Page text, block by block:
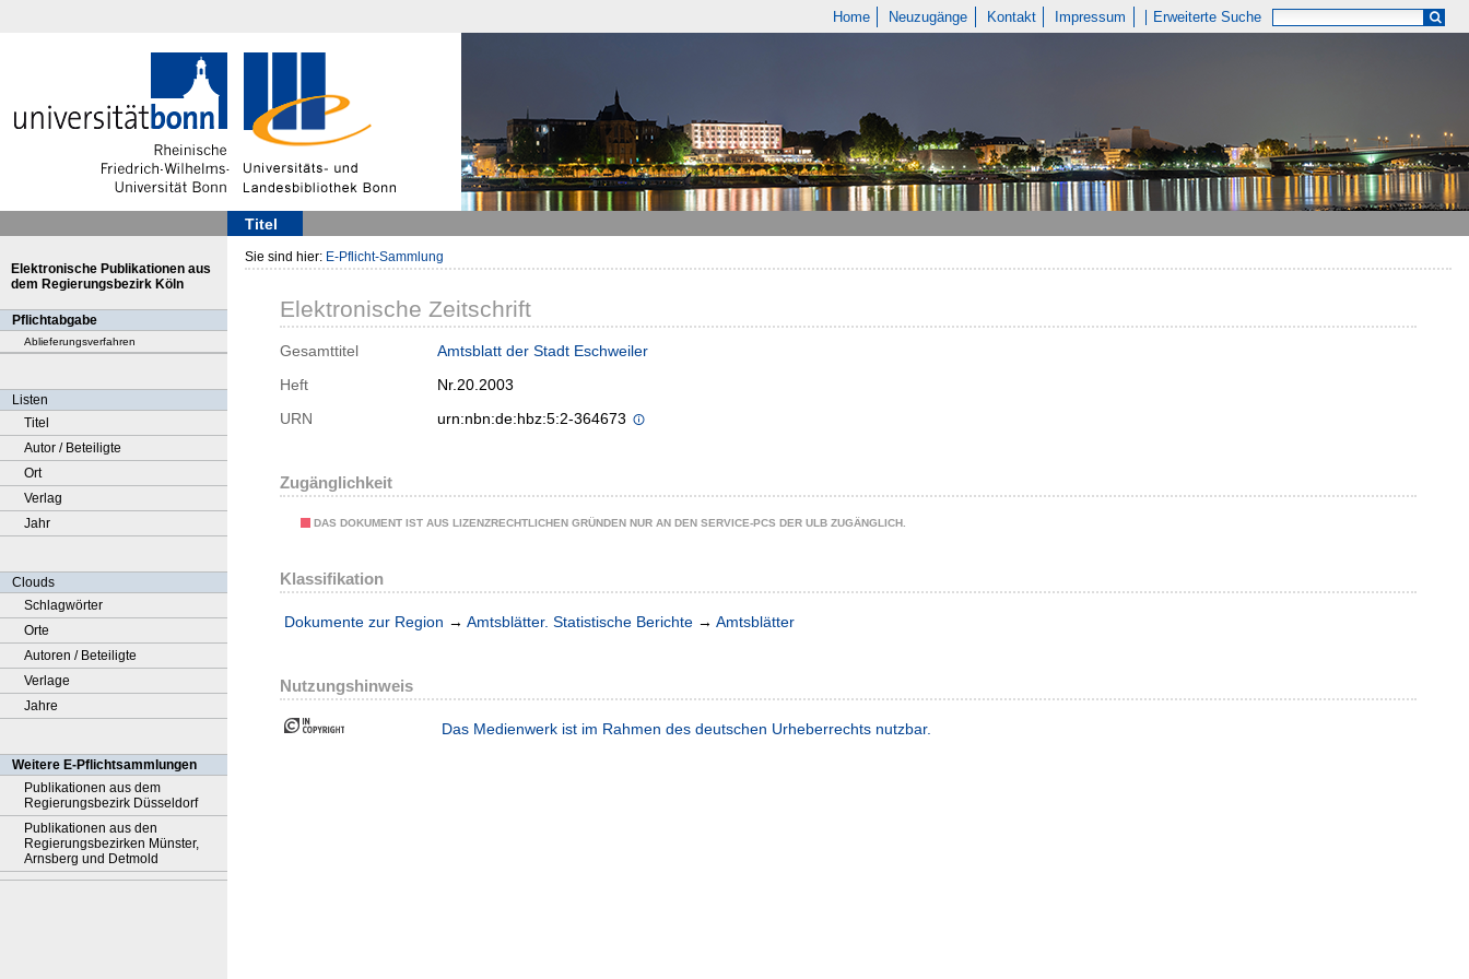
Home Neuzugänge Kontakt Impressum Erweiterte Suche
Titel
Elektronische Publikationen aus
dem Regierungsbezirk Köln
Pflichtabgabe
Ablieferungsverfahren
Listen
Titel
Autor / Beteiligte
Ort
Verlag
Jahr
Clouds
Schlagwörter
Orte
Autoren / Beteiligte
Verlage
Jahre
Weitere E-Pflichtsammlungen
Publikationen aus dem
Regierungsbezirk Düsseldorf
Publikationen aus den
Regierungsbezirken Münster,
Arnsberg und Detmold
Sie sind hier: E-Pflicht-Sammlung
Elektronische Zeitschrift
Gesamttitel
Amtsblatt der Stadt Eschweiler
Heft
Nr.20.2003
URN
urn:nbn:de:hbz:5:2-364673
Zugänglichkeit
DAS DOKUMENT IST AUS LIZENZRECHTLICHEN GRÜNDEN NUR AN DEN SERVICE-PCS DER ULB ZUGÄNGLICH.
Klassifikation
Dokumente zur Region → Amtsblätter. Statistische Berichte → Amtsblätter
Nutzungshinweis
Das Medienwerk ist im Rahmen des deutschen Urheberrechts nutzbar.